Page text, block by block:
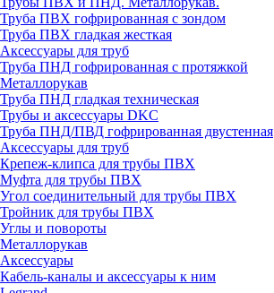
Труба ПВХ гофрированная с зондом
Труба ПВХ гладкая жесткая
Аксессуары для труб
Труба ПНД гофрированная с протяжкой
Металлорукав
Труба ПНД гладкая техническая
Трубы и аксессуары DKC
Труба ПНД/ПВД гофрированная двустенная
Аксессуары для труб
Крепеж-клипса для трубы ПВХ
Муфта для трубы ПВХ
Угол соединительный для трубы ПВХ
Тройник для трубы ПВХ
Углы и повороты
Металлорукав
Аксессуары
Кабель-каналы и аксессуары к ним